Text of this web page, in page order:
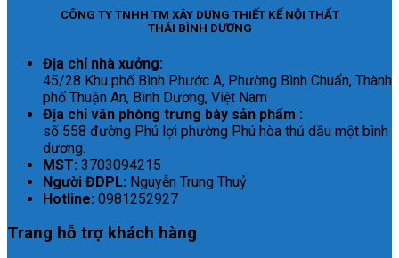
CÔNG TY TNHH TM XÂY DỰNG THIẾT KẾ NỘI THẤT
THÁI BÌNH DƯƠNG
Địa chỉ nhà xưởng:
45/28 Khu phố Bình Phước A, Phường Bình Chuẩn, Thành
phố Thuận An, Bình Dương, Việt Nam
Địa chỉ văn phòng trưng bày sản phẩm :
số 558 đường Phú lợi phường Phú hòa thủ dầu một bình
dương.
MST: 3703094215
Người ĐDPL: Nguyễn Trung Thuỷ
Hotline: 0981252927
Trang hỗ trợ khách hàng